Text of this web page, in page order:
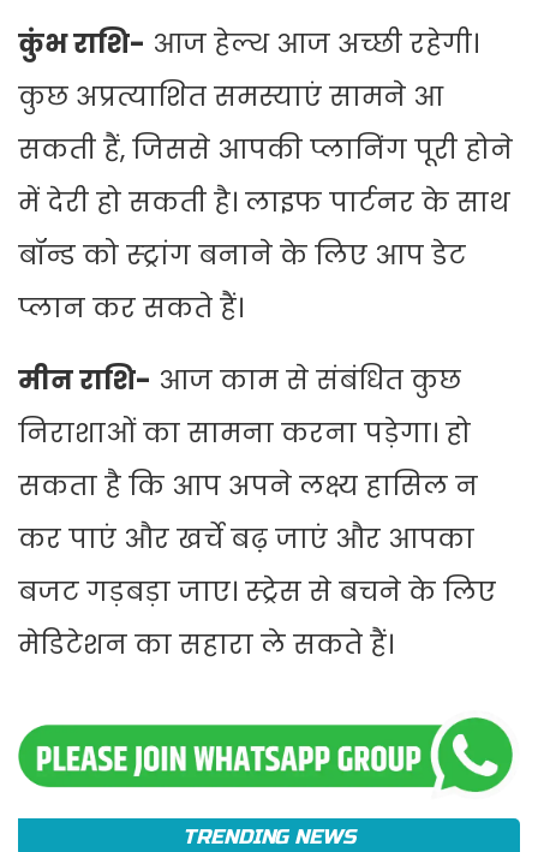
कुंभ राशि- आज हेल्थ आज अच्छी रहेगी।
कुछ अप्रत्याशित समस्याएं सामने आ
सकती हैं, जिससे आपकी प्लानिंग पूरी होने
में देरी हो सकती है। लाइफ पार्टनर के साथ
बॉन्ड को स्ट्रांग बनाने के लिए आप डेट
प्लान कर सकते हैं।
मीन राशि- आज काम से संबंधित कुछ
निराशाओं का सामना करना पड़ेगा। हो
सकता है कि आप अपने लक्ष्य हासिल न
कर पाएं और खर्चे बढ़ जाएं और आपका
बजट गड़बड़ा जाए। स्ट्रेस से बचने के लिए
मेडिटेशन का सहारा ले सकते हैं।
TRENDING NEWS